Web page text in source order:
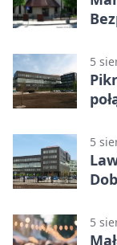
5
5
5